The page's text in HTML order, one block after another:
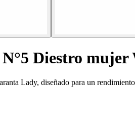
Diestro
Lady, diseñado para un